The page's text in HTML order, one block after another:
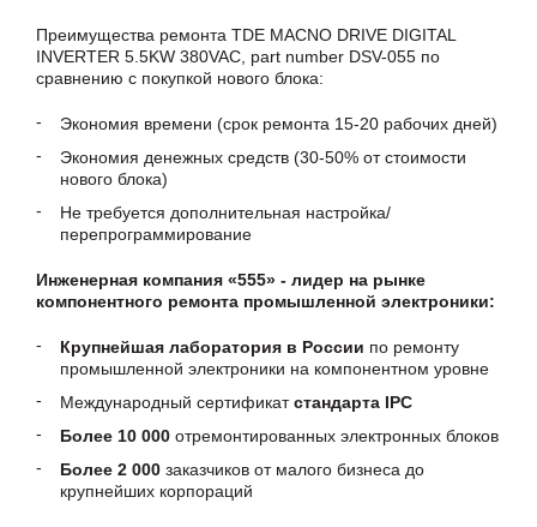
Преимущества ремонта TDE MACNO DRIVE DIGITAL
INVERTER 5.5KW 380VAC, part number DSV-055 по
сравнению с покупкой нового блока:
Экономия времени (срок ремонта 15-20 рабочих дней)
Экономия денежных средств (30-50% от стоимости
нового блока)
Не требуется дополнительная настройка/
перепрограммирование
Инженерная компания «555» - лидер на рынке
компонентного ремонта промышленной электроники:
Крупнейшая лаборатория в России по ремонту
промышленной электроники на компонентном уровне
Международный сертификатстандарта IPC
Более 10 000 отремонтированных электронных блоков
Более 2 000 заказчиков от малого бизнеса до
крупнейших корпораций